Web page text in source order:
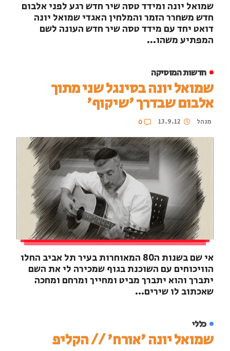
שמואל יונה ומידד טסה שיר חדש רגע לפני אלבום
חדש משחרר הזמר והמלחין האגדי שמואל יונה
דואט יחד עם מידד טסה שיר חדש העונה לשם
המפתיע משהו...
חדשות המוסיקה
שמואל יונה בסינגל שני מתוך
אלבום שבדרך 'שיקוף'
מנהל 13.9.12
0
אי שם בשנות ה80 המאוחרות בעיר תל אביב החלו
הוויכוחים עם השוכנת בגוף שמכירה לי את השם
יתברך והוא יתברך מביט ומחייך ומרחם ומחכה
שאכתוב לו שירים...
כללי
שמואל יונה 'אורח' // הקליפ